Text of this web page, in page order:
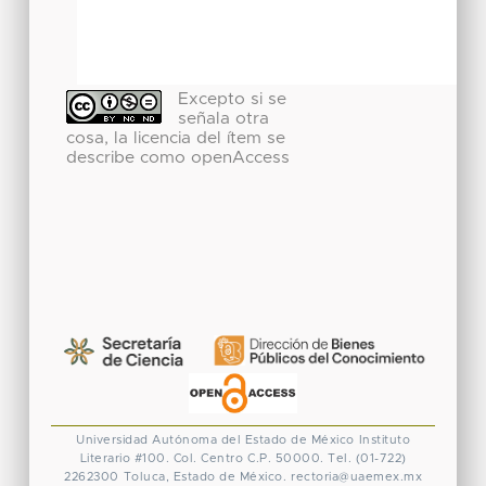
Excepto si se
señala otra
cosa, la licencia del ítem se
describe como openAccess
Universidad Autónoma del Estado de México
Instituto
Literario #100. Col. Centro C.P. 50000. Tel. (01-722)
2262300
Toluca, Estado de México. rectoria@uaemex.mx